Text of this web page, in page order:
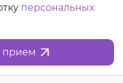
персональных
прием